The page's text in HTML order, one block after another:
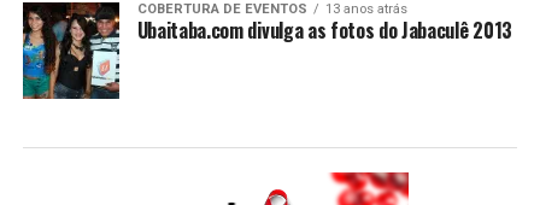
COBERTURA DE EVENTOS 13 anos atrás
Ubaitaba.com divulga as fotos do Jabaculê 2013